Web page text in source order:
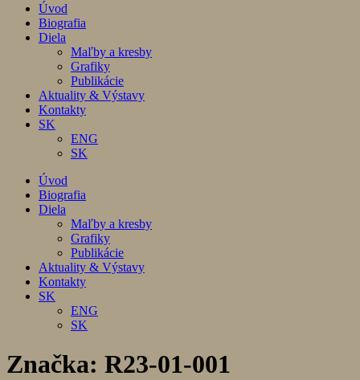
Úvod
Biografia
Diela
Maľby a kresby
Grafiky
Publikácie
Aktuality & Výstavy
Kontakty
SK
ENG
SK
Úvod
Biografia
Diela
Maľby a kresby
Grafiky
Publikácie
Aktuality & Výstavy
Kontakty
SK
ENG
SK
Značka: R23-01-001